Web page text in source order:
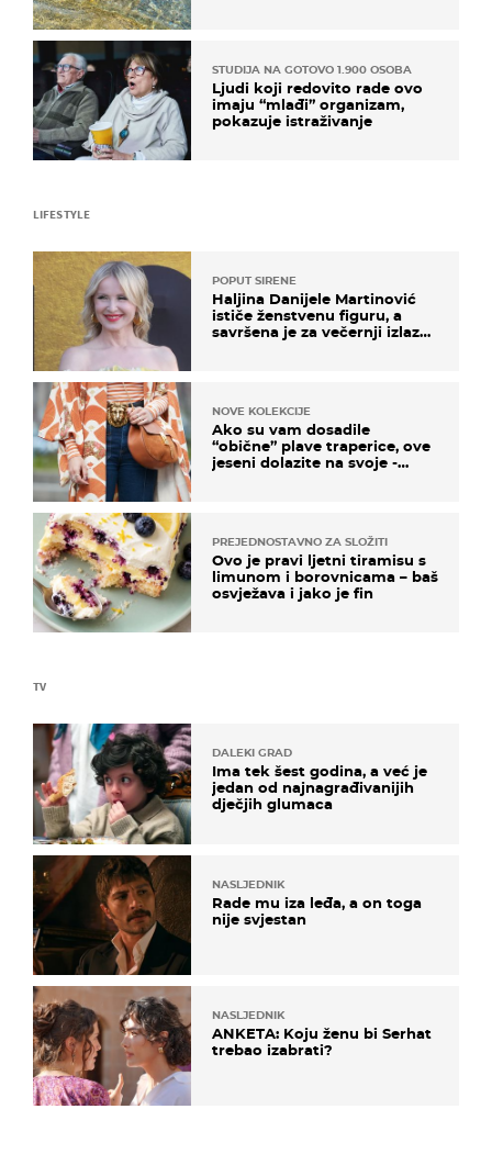
STUDIJA NA GOTOVO 1.900 OSOBA
Ljudi koji redovito rade ovo
imaju “mlađi” organizam,
pokazuje istraživanje
TV
DALEKI GRAD
Ima tek šest godina, a već je
jedan od najnagrađivanijih
dječjih glumaca
NASLJEDNIK
Rade mu iza leđa, a on toga
nije svjestan
NASLJEDNIK
ANKETA: Koju ženu bi Serhat
trebao izabrati?
LIFESTYLE
POPUT SIRENE
Haljina Danijele Martinović
ističe ženstvenu figuru, a
savršena je za večernji izlazak
NOVE KOLEKCIJE
Ako su vam dosadile
“obične” plave traperice, ove
jeseni dolazite na svoje -
PREJEDNOSTAVNO ZA SLOŽITI
Ovo je pravi ljetni tiramisu s
limunom i borovnicama – baš
osvježava i jako je fin